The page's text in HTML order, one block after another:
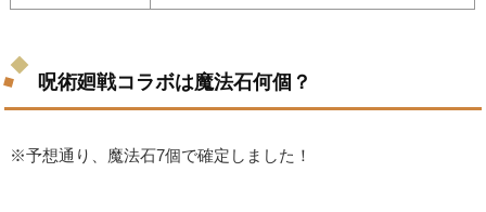
呪術廻戦コラボは魔法石何個？
※予想通り、魔法石7個で確定しました！